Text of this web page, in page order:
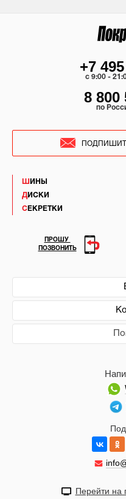
ШИНЫ
ДИСКИ
СЕКРЕТКИ
+7
c 9:00 -
8 800
по
ПРОШУ
ПОЗВОНИТЬ
Перейти на